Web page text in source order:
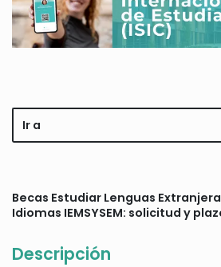
Ir a
Becas Estudiar Lenguas
Idiomas IEMSYSEM: solicitud y
Descripción